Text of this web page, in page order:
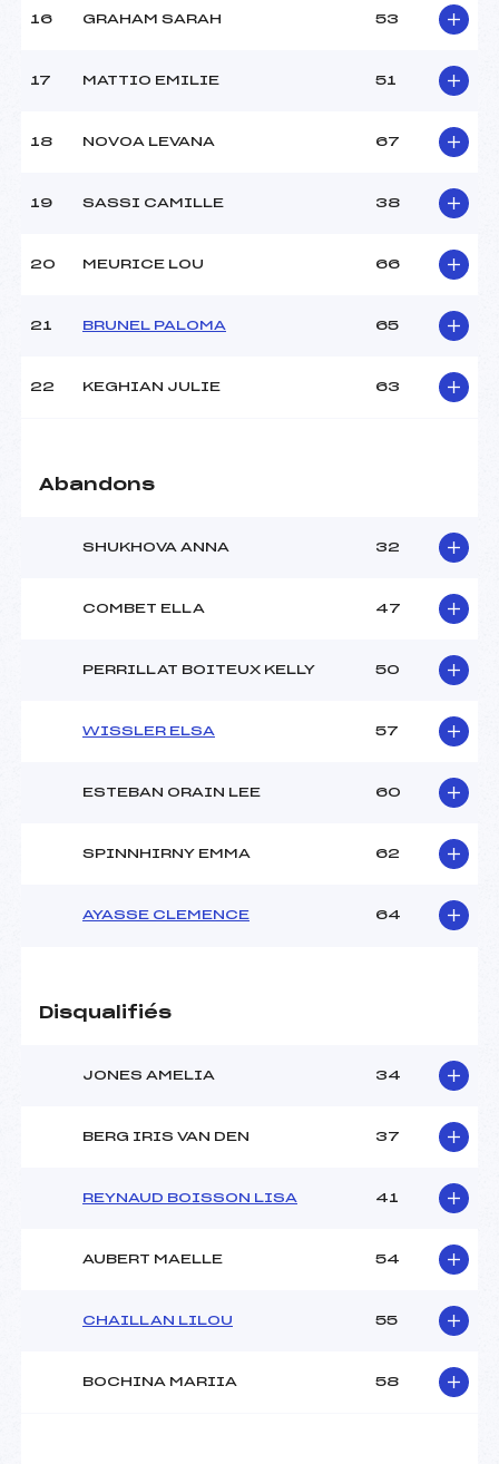
Pénalité appliquée :
16 GRAHAM SARAH 53
17 MATTIO EMILIE 51
18 NOVOA LEVANA 67
19 SASSI CAMILLE 38
20 MEURICE LOU 66
21 BRUNEL PALOMA 65
22 KEGHIAN JULIE 63
Abandons
SHUKHOVA ANNA 32
COMBET ELLA 47
PERRILLAT BOITEUX KELLY 50
WISSLER ELSA 57
ESTEBAN ORAIN LEE 60
SPINNHIRNY EMMA 62
AYASSE CLEMENCE 64
Disqualifiés
JONES AMELIA 34
BERG IRIS VAN DEN 37
REYNAUD BOISSON LISA 41
AUBERT MAELLE 54
CHAILLAN LILOU 55
BOCHINA MARIIA 58